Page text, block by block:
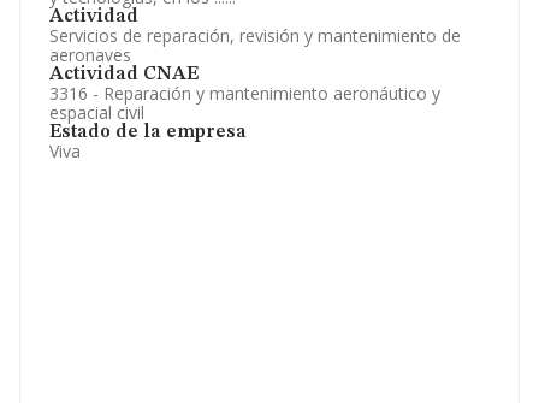
Actividad
Servicios de reparación, revisión y mantenimiento de
aeronaves
Actividad CNAE
3316 - Reparación y mantenimiento aeronáutico y
espacial civil
Estado de la empresa
Viva